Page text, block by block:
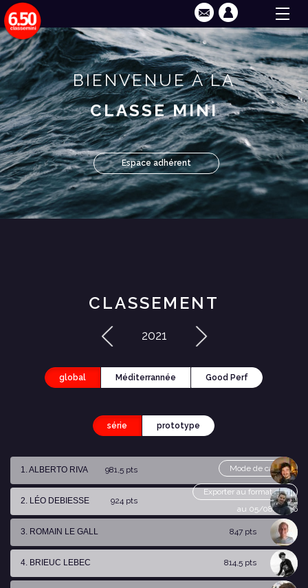
BIENVENUE À LA
CLASSE MINI
Espace adhérent
CLASSEMENT
2021
global Méditerrannée Good Perf
série prototype
Mode de calcul
Exporter au format csv
au 05/08/2026
1. ALBERTO RIVA 981,5 pts
2. LÉO DEBIESSE 924 pts
3. ROMAIN LE GALL 847 pts
4. BRIEUC LEBEC 814,5 pts